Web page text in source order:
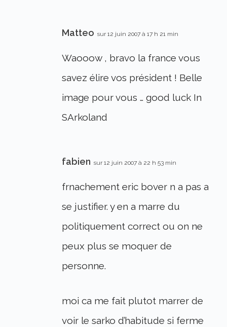
Matteo sur 12 juin 2007 à 17 h 21 min
Waooow , bravo la france vous
savez élire vos président ! Belle
image pour vous … good luck In
SArkoland
fabien sur 12 juin 2007 à 22 h 53 min
frnachement eric bover n a pas a
se justifier. y en a marre du
politiquement correct ou on ne
peux plus se moquer de
personne.
moi ca me fait plutot marrer de
voir le sarko d’habitude si ferme